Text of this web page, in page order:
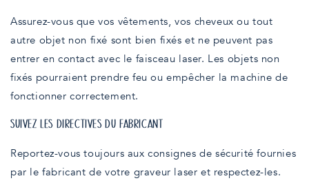
Assurez-vous que vos vêtements, vos cheveux ou tout
autre objet non fixé sont bien fixés et ne peuvent pas
entrer en contact avec le faisceau laser. Les objets non
fixés pourraient prendre feu ou empêcher la machine de
fonctionner correctement.
SUIVEZ LES DIRECTIVES DU FABRICANT
Reportez-vous toujours aux consignes de sécurité fournies
par le fabricant de votre graveur laser et respectez-les.